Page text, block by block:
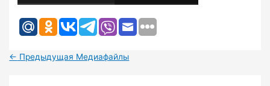
← Предыдущая Медиафайлы